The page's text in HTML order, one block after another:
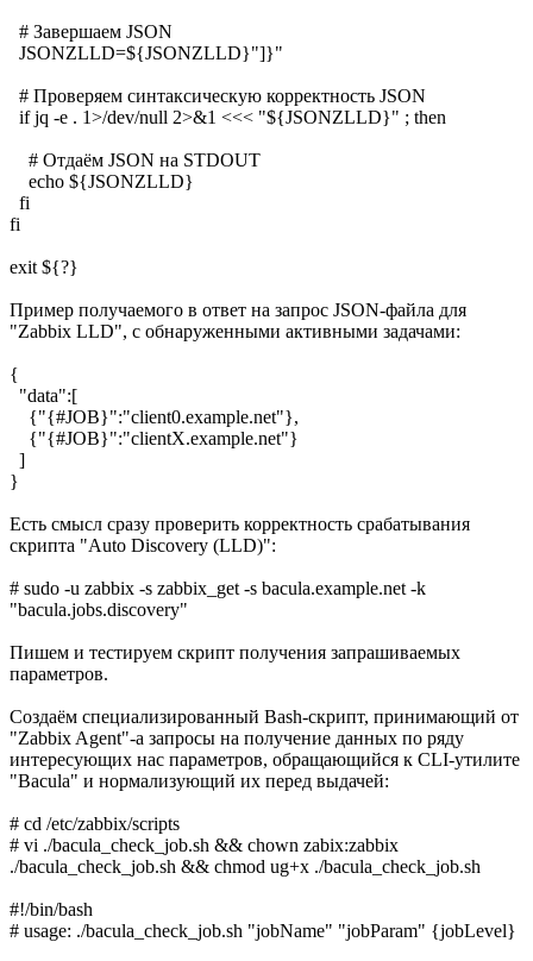
# Завершаем JSON
JSONZLLD=${JSONZLLD}"]}"
# Проверяем синтаксическую корректность JSON
if jq -e . 1>/dev/null 2>&1 <<< "${JSONZLLD}" ; then
# Отдаём JSON на STDOUT
echo ${JSONZLLD}
fi
fi
exit ${?}
Пример получаемого в ответ на запрос JSON-файла для
"Zabbix LLD", с обнаруженными активными задачами:
{
"data":[
{"{#JOB}":"client0.example.net"},
{"{#JOB}":"clientX.example.net"}
]
}
Есть смысл сразу проверить корректность срабатывания
скрипта "Auto Discovery (LLD)":
# sudo -u zabbix -s zabbix_get -s bacula.example.net -k
"bacula.jobs.discovery"
Пишем и тестируем скрипт получения запрашиваемых
параметров.
Создаём специализированный Bash-скрипт, принимающий от
"Zabbix Agent"-а запросы на получение данных по ряду
интересующих нас параметров, обращающийся к CLI-утилите
"Bacula" и нормализующий их перед выдачей:
# cd /etc/zabbix/scripts
# vi ./bacula_check_job.sh && chown zabix:zabbix
./bacula_check_job.sh && chmod ug+x ./bacula_check_job.sh
#!/bin/bash
# usage: ./bacula_check_job.sh "jobName" "jobParam" {jobLevel}